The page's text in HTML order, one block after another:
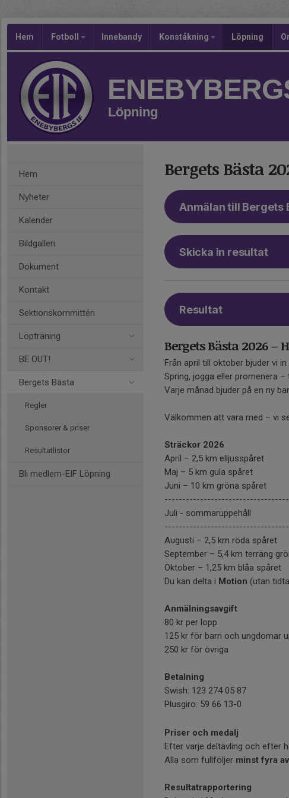
Hem Fotboll Innebandy Konståkning Löpning
Löpning
Hem
Nyheter
Kalender
Bildgalleri
Dokument
Kontakt
Sektionskommittén
Löpträning
BE OUT!
Bergets Bästa
Regler
Sponsorer & priser
Resultatlistor
Bli medlem-EIF Löpning
Bergets Bästa
Anmälan till Bergets
Skicka in resultat
Resultat
Bergets Bästa 2026 –
Från april till oktober bjuder vi in
Spring, jogga eller promenera
Varje månad bjuder på en ny
Välkommen att vara med – vi
Sträckor 2026
April – 2,5 km elljusspåret
Maj – 5 km gula spåret
Juni – 10 km gröna spåret
Juli - sommaruppehåll
Augusti – 2,5 km röda spåret
September – 5,4 km terräng
Oktober – 1,25 km blåa spåret
Du kan delta i Motion (utan
Anmälningsavgift
80 kr per lopp
125 kr för barn och ungdomar
250 kr för övriga
Betalning
Swish: 123 274 05 87
Plusgiro: 59 66 13-0
Priser och medalj
Efter varje deltävling och efter
Alla som fullföljer minst fyra
Resultatrapportering